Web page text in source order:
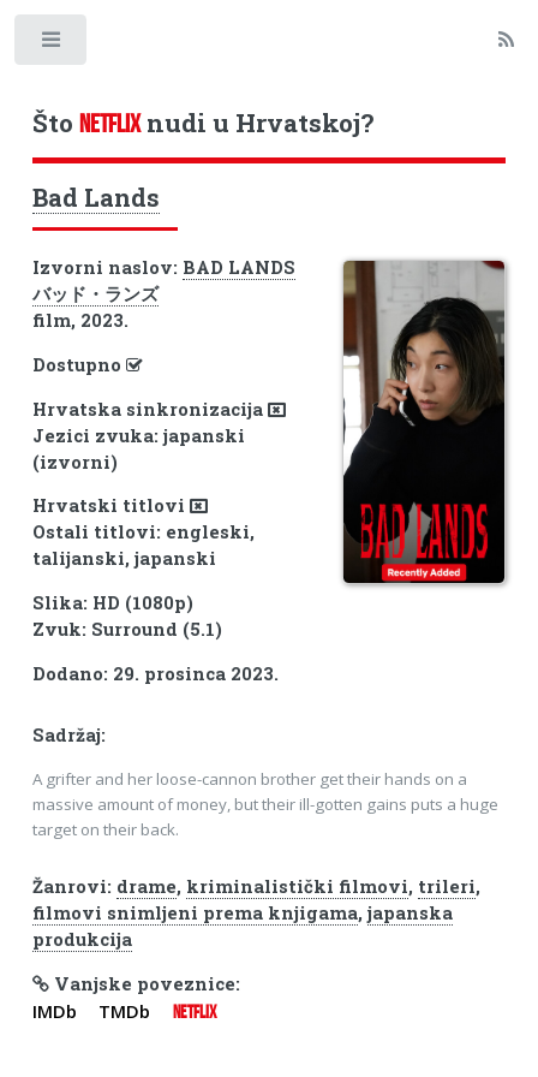
Što NETFLIXnudi u Hrvatskoj?
Bad Lands
Izvorni naslov: BAD LANDS
バッド・ランズ
film, 2023.
Dostupno
Hrvatska sinkronizacija
Jezici zvuka: japanski
(izvorni)
Hrvatski titlovi
Ostali titlovi: engleski,
talijanski, japanski
Slika: HD (1080p)
Zvuk: Surround (5.1)
Dodano: 29. prosinca 2023.
Sadržaj:
A grifter and her loose-cannon brother get their hands on a
massive amount of money, but their ill-gotten gains puts a huge
target on their back.
Žanrovi: drame, kriminalistički filmovi, trileri,
filmovi snimljeni prema knjigama, japanska
produkcija
Vanjske poveznice:
IMDb TMDb NETFLIX